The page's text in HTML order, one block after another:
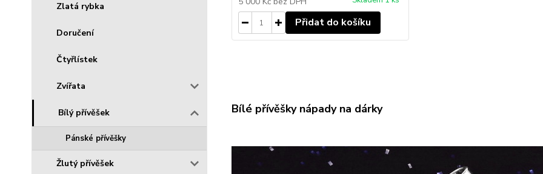
Zlatá rybka
Doručení
Čtyřlístek
Zvířata
Bílý přívěšek
Pánské přívěšky
Žlutý přívěšek
Přidat do košíku
Bílé přívěšky nápady na dárky